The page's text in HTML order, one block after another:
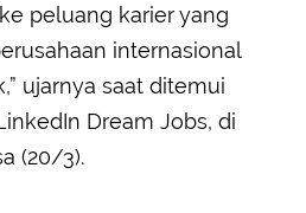
peluang karier yang
internasional
ujarnya saat ditemui
Dream Jobs, di
(20/3).